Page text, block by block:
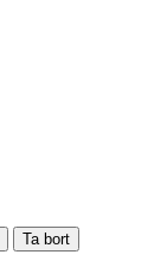
Ta bort